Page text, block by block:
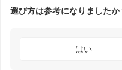
選び方は参考になりましたか
はい